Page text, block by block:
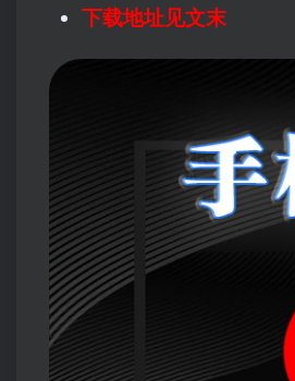
下载地址见文末